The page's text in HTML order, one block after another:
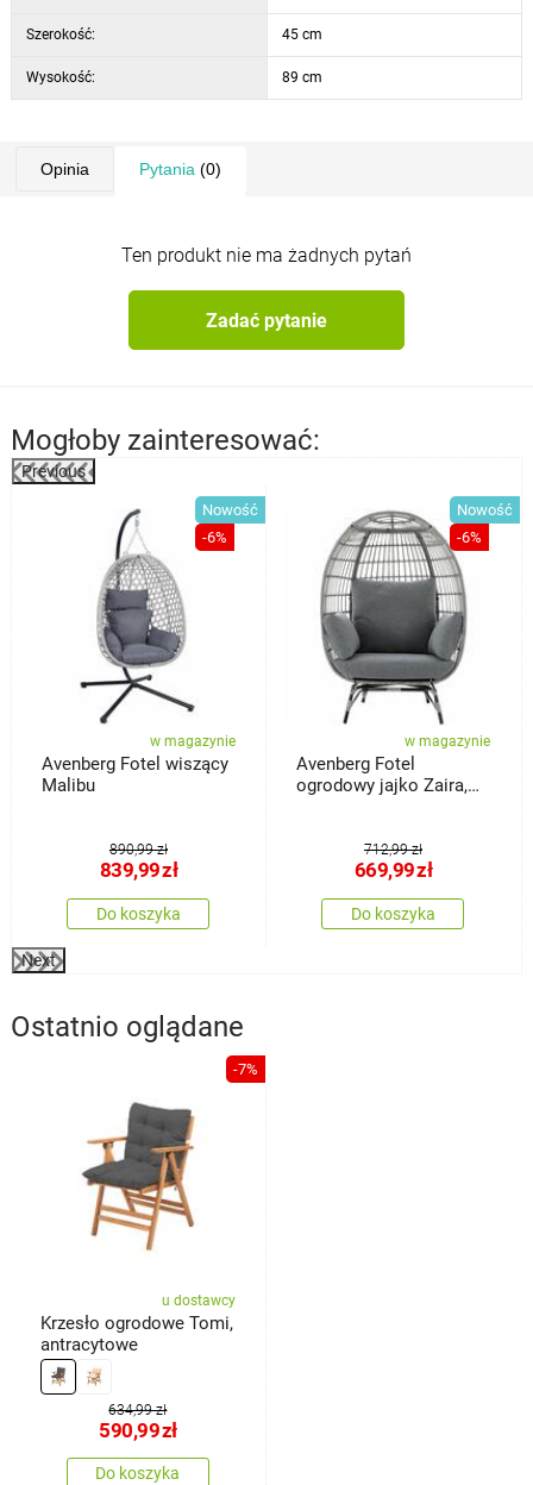
Szerokość: 45 cm
Wysokość: 89 cm
Opinia Pytania (0)
Ten produkt nie ma żadnych pytań
Zadać pytanie
Mogłoby zainteresować:
Previous
Nowość
-6%
w magazynie
Avenberg Fotel wiszący
Malibu
890,99 zł
839,99zł
Do koszyka
Nowość
-6%
w magazynie
Avenberg Fotel
ogrodowy jajko Zaira,
712,99 zł
669,99zł
Do koszyka
Next
Ostatnio oglądane
-7%
u dostawcy
Krzesło ogrodowe Tomi,
antracytowe
634,99 zł
590,99zł
Do koszyka